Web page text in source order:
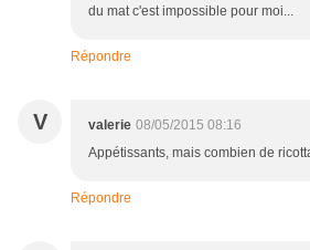
du mat c'est impossible pour moi...
Répondre
V valerie 08/05/2015 08:16
Appétissants, mais combien de
Répondre